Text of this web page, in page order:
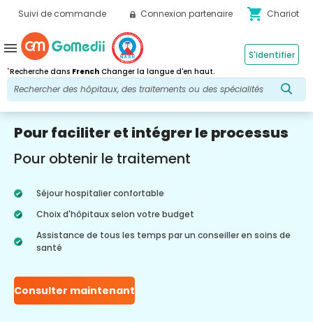
Suivi de commande Connexion partenaire shopping_cart Chariot
*Recherche dans French Changer la langue d'en haut.
S'identifier
menu
Pour faciliter et intégrer le processus
Pour obtenir le traitement
Séjour hospitalier confortable
Choix d'hôpitaux selon votre budget
Assistance de tous les temps par un conseiller en soins de
santé
Consulter maintenant